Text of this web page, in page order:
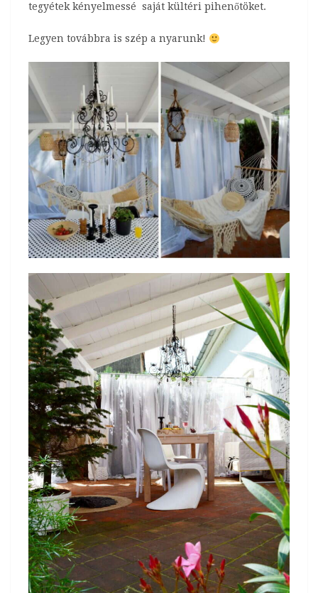
tegyétek kényelmessé saját kültéri pihenőtöket.
Legyen továbbra is szép a nyarunk!